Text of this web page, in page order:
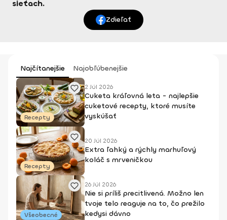
sieťach.
Zdieľať
Najčítanejšie Najobľúbenejšie
Recepty
2 Júl 2026
Cuketa kráľovná leta - najlepšie
cuketové recepty, ktoré musíte
vyskúšať
Recepty
20 Júl 2026
Extra ľahký a rýchly marhuľový
koláč s mrveničkou
Všeobecné
26 Júl 2026
Nie si príliš precitlivená. Možno len
tvoje telo reaguje na to, čo prežilo
kedysi dávno